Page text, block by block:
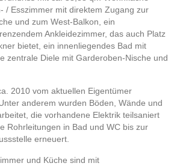
/ Esszimmer mit direktem Zugang zur
und zum West-Balkon, ein
Ankleidezimmer, das auch Platz
bietet, ein innenliegendes Bad mit
zentrale Diele mit Garderoben-Nische und
2010 vom aktuellen Eigentümer
anderem wurden Böden, Wände und
die vorhandene Elektrik teilsaniert
Rohrleitungen in Bad und WC bis zur
erneuert.
und Küche sind mit